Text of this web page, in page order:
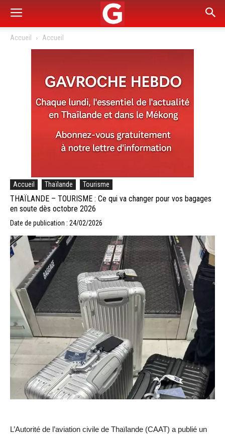
Accueil Accueil
Accueil Thaïlande Tourisme
THAÏLANDE – TOURISME : Ce qui va changer pour vos bagages
en soute dès octobre 2026
Date de publication : 24/02/2026
L’Autorité de l’aviation civile de Thaïlande (CAAT) a publié un